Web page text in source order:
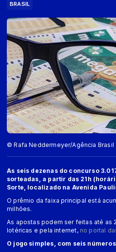
BRASIL
© Rafa Neddermeyer/Agência Brasil
As seis dezenas do concurso
sorteadas, a partir das 21h
Sorte, localizado na Avenida
O prêmio da faixa principal está
milhões.
As apostas podem ser feitas até as
lotéricas e pela internet,no portal
O jogo simples, com seis